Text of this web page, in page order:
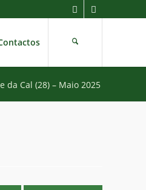
da Cal (28) – Maio 2025